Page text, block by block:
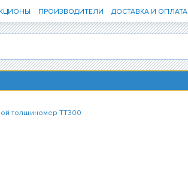
ПРОИЗВОДИТЕЛИ ДОСТАВКА И ОПЛАТА
толщиномер TT300